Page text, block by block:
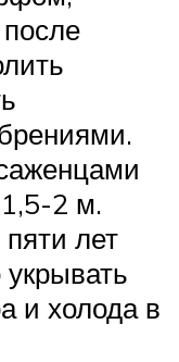
2 м.
лет
и холода в